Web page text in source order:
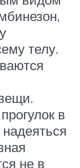
телу.
в
не в